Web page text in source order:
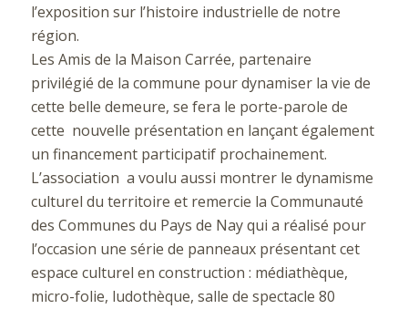
l’exposition sur l’histoire industrielle de notre
région.
Les Amis de la Maison Carrée, partenaire
privilégié de la commune pour dynamiser la vie de
cette belle demeure, se fera le porte-parole de
cette nouvelle présentation en lançant également
un financement participatif prochainement.
L’association a voulu aussi montrer le dynamisme
culturel du territoire et remercie la Communauté
des Communes du Pays de Nay qui a réalisé pour
l’occasion une série de panneaux présentant cet
espace culturel en construction : médiathèque,
micro-folie, ludothèque, salle de spectacle 80